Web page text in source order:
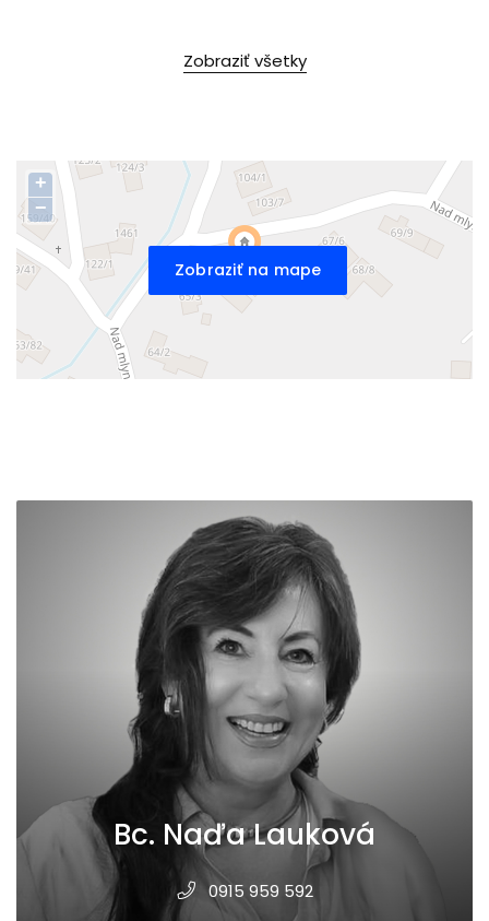
Zobraziť všetky
Zobraziť na mape
+
−
Bc. Naďa Lauková
0915 959 592